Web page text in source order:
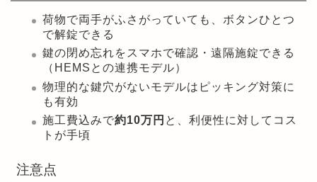
荷物で両手がふさがっていても、ボタンひとつ
で解錠できる
鍵の閉め忘れをスマホで確認・遠隔施錠できる
（HEMSとの連携モデル）
物理的な鍵穴がないモデルはピッキング対策に
も有効
施工費込みで約10万円 と、利便性に対してコス
トが手頃
注意点